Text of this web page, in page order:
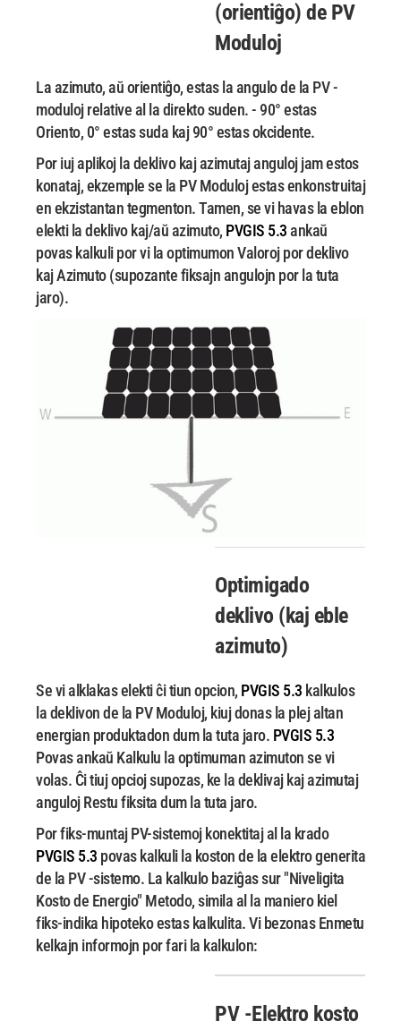
(orientiĝo) de PV
Moduloj
La azimuto, aŭ orientiĝo, estas la angulo de la PV -
moduloj relative al la direkto suden. - 90° estas
Oriento, 0° estas suda kaj 90° estas okcidente.
Por iuj aplikoj la deklivo kaj azimutaj anguloj jam estos
konataj, ekzemple se la PVModuloj estas enkonstruitaj
en ekzistantan tegmenton. Tamen, se vi havas la eblon
elekti ladeklivo kaj/aŭ azimuto, PVGIS 5.3ankaŭ
povas kalkuli por vi la optimumon Valoroj por deklivo
kajAzimuto (supozante fiksajn angulojn por la tuta
jaro).
Optimigado
deklivo (kaj eble
azimuto)
Se vi alklakas elekti ĉi tiun opcion, PVGIS 5.3 kalkulos
la deklivon de la PV Moduloj, kiuj donas la plej altan
energian produktadon dum la tuta jaro. PVGIS 5.3
Povas ankaŭ Kalkulu la optimuman azimuton se vi
volas. Ĉi tiuj opcioj supozas, ke la deklivaj kaj azimutaj
anguloj Restu fiksita dum la tuta jaro.
Por fiks-muntaj PV-sistemoj konektitaj al la krado
PVGIS 5.3 povas kalkuli la koston de la elektro generita
de la PV -sistemo. La kalkulo baziĝas sur "Niveligita
Kosto de Energio" Metodo, simila al la maniero kiel
fiks-indika hipoteko estas kalkulita. Vi bezonas Enmetu
kelkajn informojn por fari la kalkulon:
PV -Elektro kosto